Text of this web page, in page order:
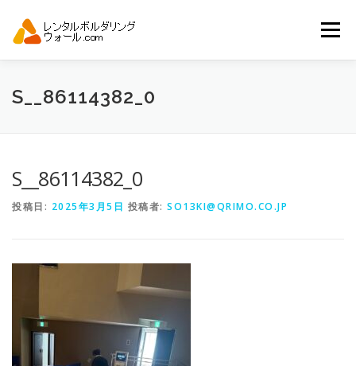
メニュー
トップ 自動見積り
S__86114382_0
S__86114382_0
投稿日: 2025年3月5日 投稿者: SO13KI@QRIMO.CO.JP